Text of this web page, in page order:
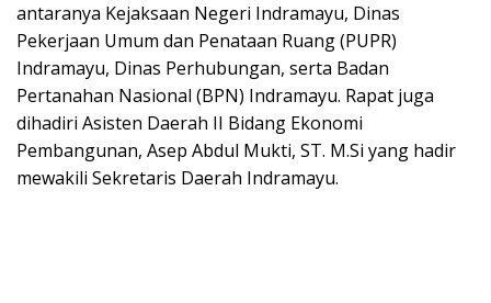
antaranya Kejaksaan Negeri Indramayu, Dinas
Pekerjaan Umum dan Penataan Ruang (PUPR)
Indramayu, Dinas Perhubungan, serta Badan
Pertanahan Nasional (BPN) Indramayu. Rapat juga
dihadiri Asisten Daerah II Bidang Ekonomi
Pembangunan, Asep Abdul Mukti, ST. M.Si yang hadir
mewakili Sekretaris Daerah Indramayu.